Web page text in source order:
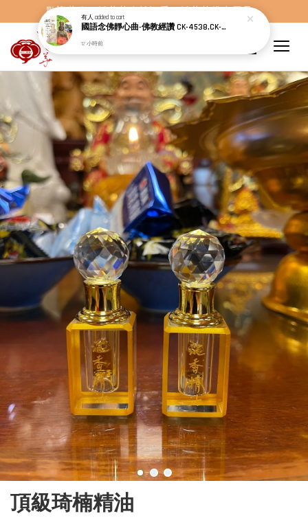
歡迎蒞臨，妙蓮華奇楠沉香，妙蓮華佛事用品。
頂級琦楠精油